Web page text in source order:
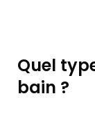
Quel
bain ?